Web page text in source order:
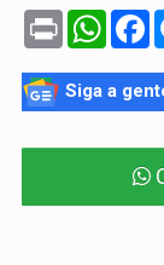
Print
Siga a